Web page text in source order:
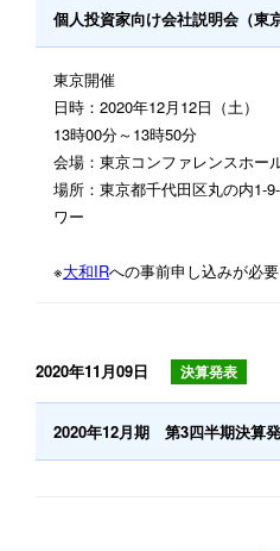
個人投資家向け会社説明会（東京
東京開催
日時：2020年12月12日（土）
13時00分～13時50分
会場：東京コンファレンスホー
場所：東京都千代田区丸の内1-
ワー
※大和IRへの事前申し込みが必要
2020年11月09日 決算発表
2020年12月期 第3四半期決算